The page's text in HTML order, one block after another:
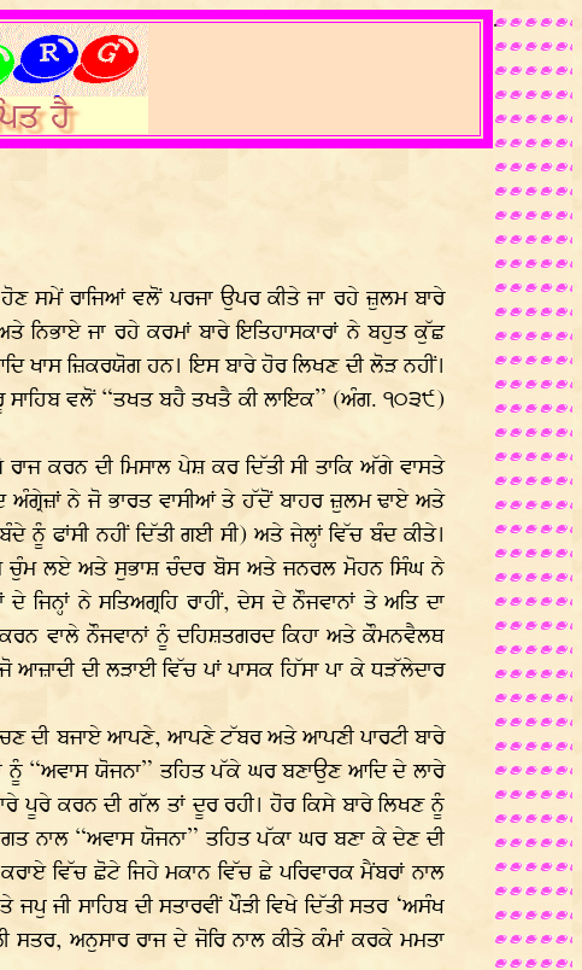
ਸਮੇਂ ਰਾਜਿਆਂ ਵਲੋਂ ਪਰਜਾ ਉਪਰ ਕੀਤੇ ਜਾ ਰਹੇ ਜ਼ੁਲਮ ਬਾਰੇ
ਜਾ ਰਹੇ ਕਰਮਾਂ ਬਾਰੇ ਇਤਿਹਾਸਕਾਰਾਂ ਨੇ ਬਹੁਤ ਕੁੱਛ
ਖਾਸ ਜ਼ਿਕਰਯੋਗ ਹਨ। ਇਸ ਬਾਰੇ ਹੋਰ ਲਿਖਣ ਦੀ ਲੋੜ ਨਹੀਂ।
ਸਾਹਿਬ ਵਲੋਂ “ਤਖਤ ਬਹੈ ਤਖਤੈ ਕੀ ਲਾਇਕ” (ਅੰਗ. ੧੦੩੯)
ਕਰਨ ਦੀ ਮਿਸਾਲ ਪੇਸ਼ ਕਰ ਦਿੱਤੀ ਸੀ ਤਾਕਿ ਅੱਗੇ ਵਾਸਤੇ
ਅੰਗ੍ਰੇਜ਼ਾਂ ਨੇ ਜੋ ਭਾਰਤ ਵਾਸੀਆਂ ਤੇ ਹੱਦੋਂ ਬਾਹਰ ਜ਼ੁਲਮ ਢਾਏ ਅਤੇ
ਨੂੰ ਫਾਂਸੀ ਨਹੀਂ ਦਿੱਤੀ ਗਈ ਸੀ) ਅਤੇ ਜੇਲ੍ਹਾਂ ਵਿੱਚ ਬੰਦ ਕੀਤੇ।
ਚੁੰਮ ਲਏ ਅਤੇ ਸੁਭਾਸ਼ ਚੰਦਰ ਬੋਸ ਅਤੇ ਜਨਰਲ ਮੋਹਨ ਸਿੰਘ ਨੇ
ਨੇ ਸਤਿਅਗ੍ਰਹਿ ਰਾਹੀਂ, ਦੇਸ ਦੇ ਨੌਜਵਾਨਾਂ ਤੇ ਅਤਿ ਦਾ
ਵਾਲੇ ਨੌਜਵਾਨਾਂ ਨੂੰ ਦਹਿਸ਼ਤਗਰਦ ਕਿਹਾ ਅਤੇ ਕੌਮਨਵੈਲਥ
ਦੀ ਲੜਾਈ ਵਿੱਚ ਪਾਂ ਪਾਸਕ ਹਿੱਸਾ ਪਾ ਕੇ ਧੜੱਲੇਦਾਰ
ਸੋਚਣ ਦੀ ਬਜਾਏ ਆਪਣੇ, ਆਪਣੇ ਟੱਬਰ ਅਤੇ ਆਪਣੀ ਪਾਰਟੀ ਬਾਰੇ
ਨੂੰ “ਅਵਾਸ ਯੋਜਨਾ” ਤਹਿਤ ਪੱਕੇ ਘਰ ਬਣਾਉਣ ਆਦਿ ਦੇ ਲਾਰੇ
ਪੂਰੇ ਕਰਨ ਦੀ ਗੱਲ ਤਾਂ ਦੂਰ ਰਹੀ। ਹੋਰ ਕਿਸੇ ਬਾਰੇ ਲਿਖਣ ਨੂੰ
ਨਾਲ “ਅਵਾਸ ਯੋਜਨਾ” ਤਹਿਤ ਪੱਕਾ ਘਰ ਬਣਾ ਕੇ ਦੇਣ ਦੀ
ਵਿੱਚ ਛੋਟੇ ਜਿਹੇ ਮਕਾਨ ਵਿੱਚ ਛੇ ਪਰਿਵਾਰਕ ਮੈਂਬਰਾਂ ਨਾਲ
ਜੀ ਸਾਹਿਬ ਦੀ ਸਤਾਰਵੀਂ ਪੌੜੀ ਵਿਖੇ ਦਿੱਤੀ ਸਤਰ ‘ਅਸੰਖ
ਸਤਰ, ਅਨੁਸਾਰ ਰਾਜ ਦੇ ਜੋਰਿ ਨਾਲ ਕੀਤੇ ਕੰਮਾਂ ਕਰਕੇ ਮਮਤਾ
.